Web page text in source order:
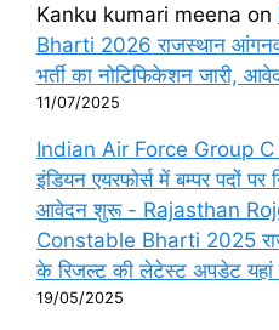
Kanku kumari meena on
Bharti 2026 राजस्थान
भर्ती का नोटिफिकेशन जारी,
11/07/2025
Indian Air Force Group
इंडियन एयरफोर्स में बम्पर पदों पर
आवेदन शुरू - Rajasthan
Constable Bharti 2025
के रिजल्ट की लेटेस्ट अपडेट
19/05/2025